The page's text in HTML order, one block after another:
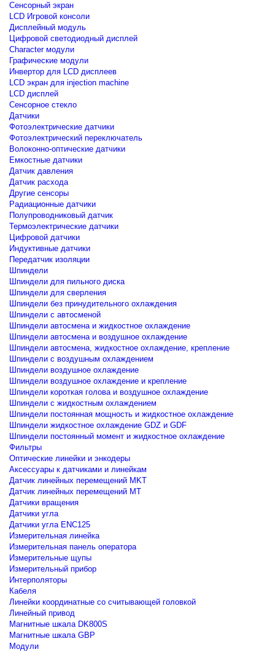
Сенсорный экран
LCD Игровой консоли
Дисплейный модуль
Цифровой светодиодный дисплей
Сharacter модули
Графические модули
Инвертор для LCD дисплеев
LCD экран для injection machine
LCD дисплей
Сенсорное стекло
Датчики
Фотоэлектрические датчики
Фотоэлектрический переключатель
Волоконно-оптические датчики
Емкостные датчики
Датчик давления
Датчик расхода
Другие сенсоры
Радиационные датчики
Полупроводниковый датчик
Термоэлектрические датчики
Цифровой датчики
Индуктивные датчики
Передатчик изоляции
Шпиндели
Шпиндели для пильного диска
Шпиндели для сверления
Шпиндели без принудительного охлаждения
Шпиндели с автосменой
Шпиндели автосмена и жидкостное охлаждение
Шпиндели автосмена и воздушное охлаждение
Шпиндели автосмена, жидкостное охлаждение, крепление
Шпиндели с воздушным охлаждением
Шпиндели воздушное охлаждение
Шпиндели воздушное охлаждение и крепление
Шпиндели короткая голова и воздушное охлаждение
Шпиндели с жидкостным охлаждением
Шпиндели постоянная мощность и жидкостное охлаждение
Шпиндели жидкостное охлаждение GDZ и GDF
Шпиндели постоянный момент и жидкостное охлаждение
Фильтры
Оптические линейки и энкодеры
Аксессуары к датчиками и линейкам
Датчик линейных перемещений MKT
Датчик линейных перемещений MT
Датчики вращения
Датчики угла
Датчики угла ENC125
Измерительная линейка
Измерительная панель оператора
Измерительные щупы
Измерительный прибор
Интерполяторы
Кабеля
Линейки координатные со считывающей головкой
Линейный привод
Магнитные шкала DK800S
Магнитные шкала GBP
Модули